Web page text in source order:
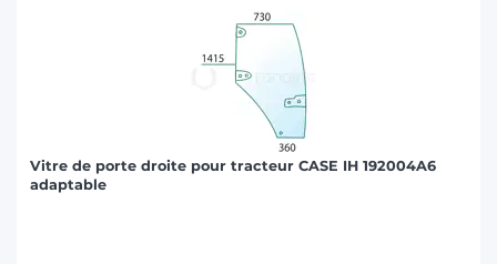
Vitre de porte droite pour tracteur CASE IH 192004A6
adaptable